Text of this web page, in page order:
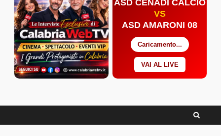
ASD CENADI CALCIO
VS
ASD AMARONI 08
Caricamento...
VAI AL LIVE